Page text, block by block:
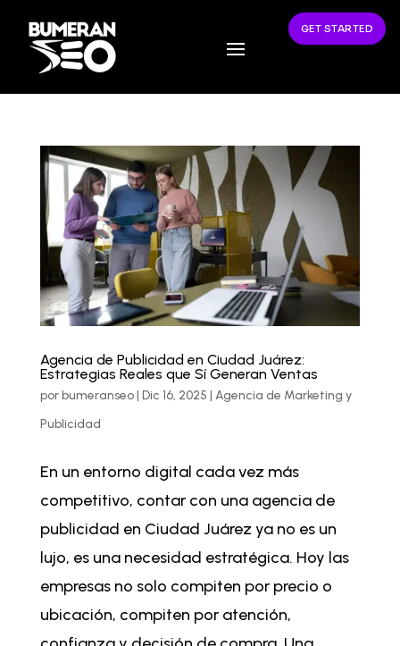
GET STARTED
Agencia de Publicidad en Ciudad Juárez:
Estrategias Reales que Sí Generan Ventas
porbumeranseo| Dic 16, 2025 | Agencia de Marketing y
Publicidad
En un entorno digital cada vez más
competitivo, contar con una agencia de
publicidad en Ciudad Juárez ya no es un
lujo, es una necesidad estratégica. Hoy las
empresas no solo compiten por precio o
ubicación, compiten por atención,